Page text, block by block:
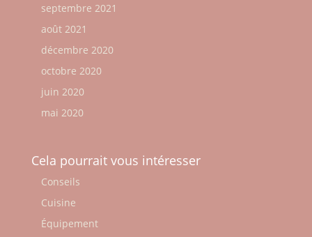
septembre 2021
août 2021
décembre 2020
octobre 2020
juin 2020
mai 2020
Cela pourrait vous intéresser
Conseils
Cuisine
Équipement